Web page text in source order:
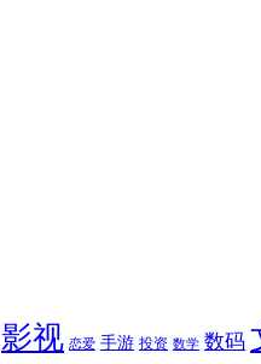
影视 恋爱 手游 投资 数学 数码